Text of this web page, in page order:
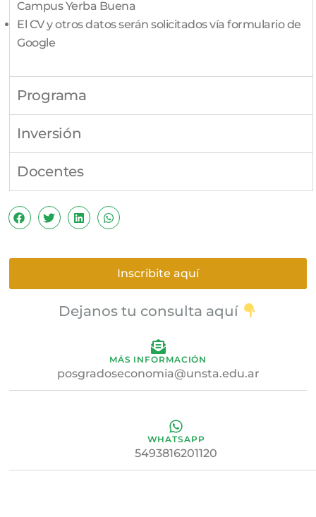
Campus Yerba Buena
El CV y otros datos serán solicitados vía formulario de
Google
Programa
Inversión
Docentes
Inscribite aquí
Dejanos tu consulta aquí
MÁS INFORMACIÓN
posgradoseconomia@unsta.edu.ar
WHATSAPP
5493816201120